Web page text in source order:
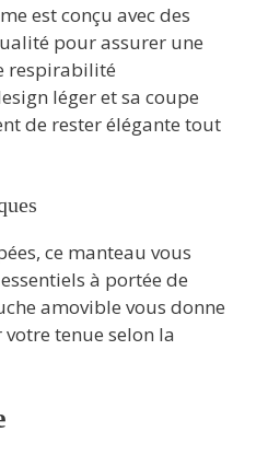
est conçu avec des
pour assurer une
respirabilité
léger et sa coupe
de rester élégante tout
ce manteau vous
à portée de
amovible vous donne
tenue selon la